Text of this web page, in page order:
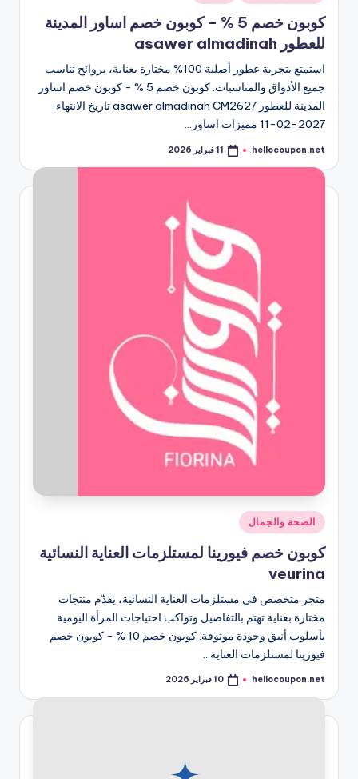
في
كوبون خصم 5 % – كوبون خصم اساور المدينة
للعطور asawer almadinah
استمتع بتجربة عطور أصلية 100% مختارة بعناية، بروائح تناسب
جميع الأذواق والمناسبات. كوبون خصم 5 % - كوبون خصم اساور
المدينة للعطور asawer almadinah CM2627 تاريخ الانتهاء
2027-02-11 مميزات اساور…
تمّ
بواسطة
hellocoupon.net 11 فبراير 2026
نُشر
في
الصحة والجمال
كوبون خصم فيورينا لمستلزمات العناية النسائية
veurina
متجر متخصص في مستلزمات العناية النسائية، يقدّم منتجات
مختارة بعناية تهتم بالتفاصيل وتواكب احتياجات المرأة اليومية
بأسلوب أنيق وجودة موثوقة. كوبون خصم 10 % - كوبون خصم
فيورينا لمستلزمات العناية…
تمّ
بواسطة
hellocoupon.net 10 فبراير 2026